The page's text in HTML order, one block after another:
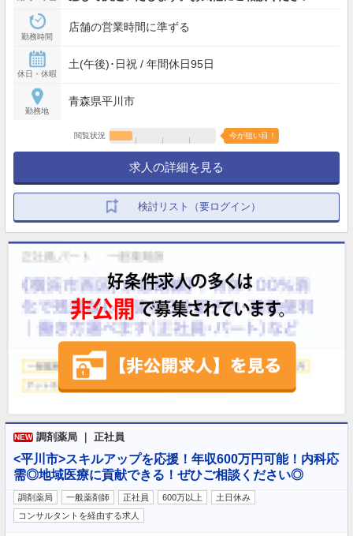
勤務時間
店舗の営業時間に準ずる
休日・休暇
土(午後)･日祝 / 年間休日95日
勤務地
青森県平川市
閲覧状況 今が狙い目！
求人の詳細を見る
検討リスト（要ログイン）
NEW 調剤薬局 ｜ 正社員
<平川市>スキルアップを応援！年収600万円可能！内科応
需◎地域医療に貢献できる！ぜひご相談ください◎
調剤薬局 一般薬剤師 正社員 600万以上
土日休み
コンサルタントを経由する求人